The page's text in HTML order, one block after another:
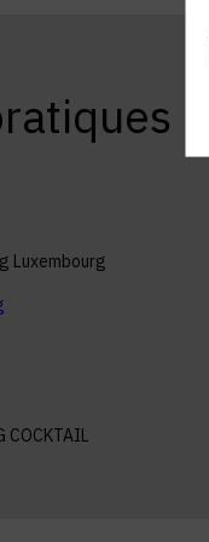
Luxembourg
COCKTAIL